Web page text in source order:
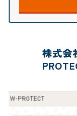
株式会